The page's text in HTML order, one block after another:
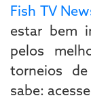
Fish TV
estar bem
pelos
torneios
sabe: